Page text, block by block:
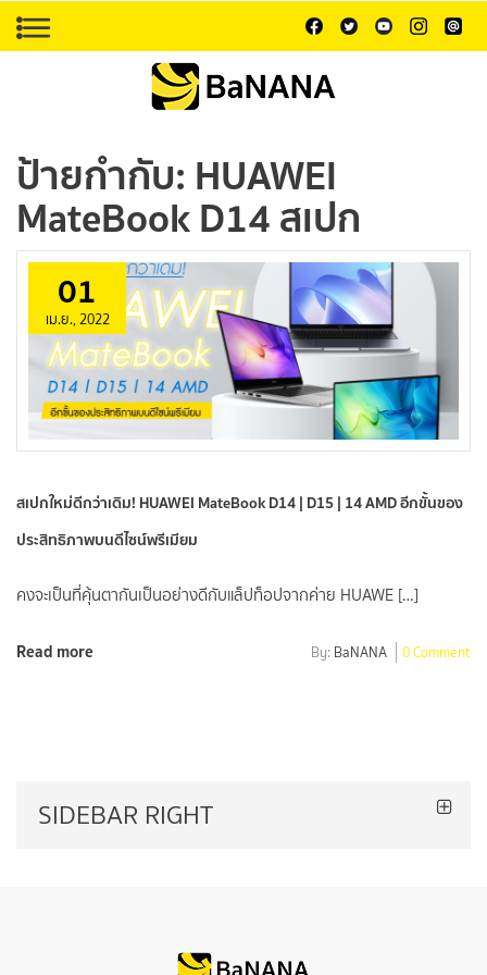
ป้ายกำกับ: HUAWEI
MateBook D14 สเปก
01
เม.ย., 2022
สเปกใหม่ดีกว่าเดิม! HUAWEI MateBook D14 | D15 | 14 AMD อีกขั้นของ
ประสิทธิภาพบนดีไซน์พรีเมียม
คงจะเป็นที่คุ้นตากันเป็นอย่างดีกับแล็ปท็อปจากค่าย HUAWE […]
Read more By: BaNANA 0 Comment
SIDEBAR RIGHT